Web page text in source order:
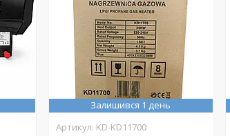
Залишився 1 день
KD-KD11700